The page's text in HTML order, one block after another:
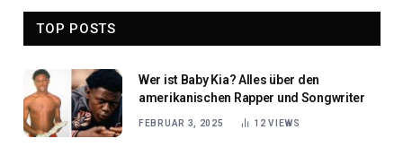
TOP POSTS
Wer ist Baby Kia? Alles über den
amerikanischen Rapper und Songwriter
FEBRUAR 3, 2025 12VIEWS